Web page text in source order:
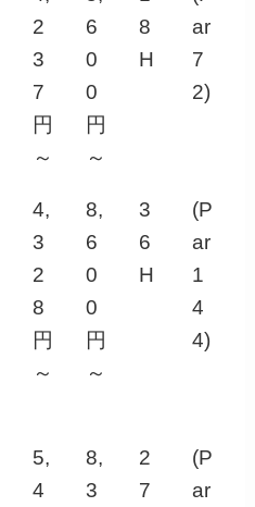
2
3
7
円
～
6
0
0
円
～
8
H
ar
7
2)
4,
3
2
8
円
～
8,
6
0
0
円
～
3
6
H
(P
ar
1
4
4)
5,
4
8,
3
2
7
(P
ar